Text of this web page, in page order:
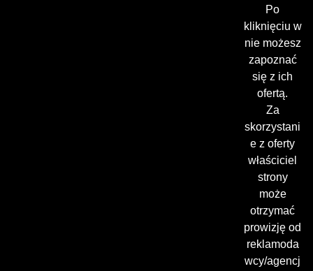
Po
kliknięciu w
nie możesz
zapoznać
się z ich
ofertą.
Za
skorzystani
e z oferty
właściciel
strony
może
otrzymać
prowizję od
reklamoda
wcy/agencj